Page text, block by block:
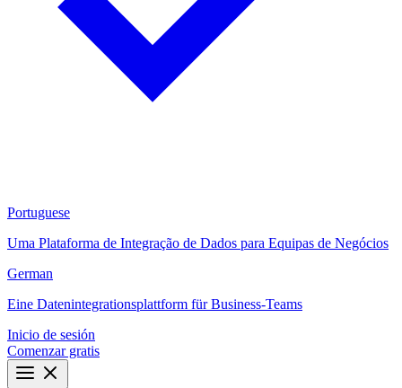
Portuguese
Uma Plataforma de Integração de Dados para Equipas de Negócios
German
Eine Datenintegrationsplattform für Business-Teams
Inicio de sesión
Comenzar gratis